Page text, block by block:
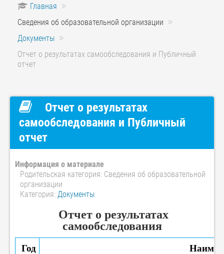
Главная
Сведения об образовательной организации
Документы
Отчет о результатах самообследования и Публичный
отчет
Отчет о результатах
самообследования и Публичный
отчет
Информация о материале
Родительская категория: Сведения об образовательной
организации
Категория: Документы
Отчет о результатах
самообследования
Год